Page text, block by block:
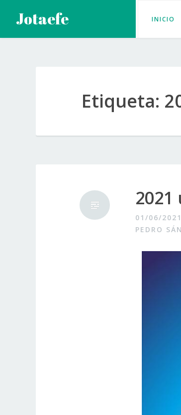
contenido
Jotaefe INICIO
Etiqueta:
01/06/2021
PEDRO